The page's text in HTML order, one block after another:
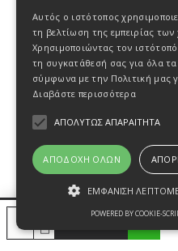
© 2021, Katerina Gerasimou
Αυτός ο ιστότοπος
τη βελτίωση της εμπειρίας
Χρησιμοποιώντας τον
τη συγκατάθεσή σας για όλα
σύμφωνα με την Πολιτική μας
Διαβάστε περισσότερα
ΑΠΟΛΎΤΩΣ ΑΠΑΡΑΊΤΗΤΑ
ΑΠΟΔΟΧΉ ΌΛΩΝ
ΕΜΦΆΝΙΣΗ
POWERED BY COOKIE-